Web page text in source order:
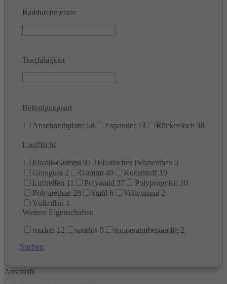
Raddurchmesser
Tragfähigkeit
Befestigungsart
Anschraubplatte 58 Expander 13 Rückenloch 38
Lauffläche
Elastik-Gummi 9 Elastisches Polyurethan 2
Grauguss 2 Gummi 49 Kunststoff 10
Luftreifen 11 Polyamid 37 Polypropylen 10
Polyurethan 28 Stahl 6 Vollgummi 2
Vulkollan 1
Weitere Eigenschaften
rostfrei 12 spurlos 8 temperaturbeständig 2
Suchen
Anschrift